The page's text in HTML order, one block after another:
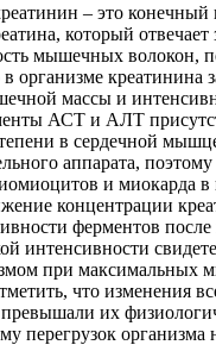
– это конечный
который отвечает
мышечных волокон,
организме креатинина
массы и
АСТ и АЛТ
в сердечной
аппарата,
и миокарда
концентрации
ферментов
интенсивности
при максимальных
что изменения
превышали их
перегрузок организма